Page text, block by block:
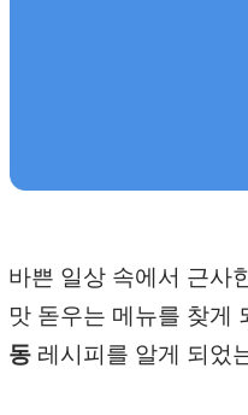
바쁜 일상 속에서 근사
맛 돋우는 메뉴를 찾게
동 레시피를 알게 되었